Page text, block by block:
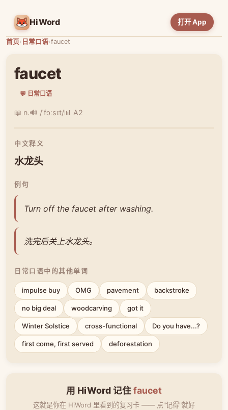
HiWord 打开 App
首页› 日常口语›faucet
faucet
💬 日常口语
📖 n.🔊 /ˈfɔːsɪt/📊 A2
中文释义
水龙头
例句
Turn off the faucet after washing.
洗完后关上水龙头。
日常口语中的其他单词
impulse buy OMG pavement backstroke
no big deal woodcarving got it
Winter Solstice cross-functional Do you have...?
first come, first served deforestation
用 HiWord 记住faucet
这就是你在 HiWord 里看到的复习卡 —— 点"记得"就好